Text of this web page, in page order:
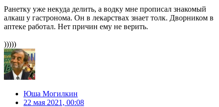
Ранетку уже некуда делить, а водку мне прописал знакомый
алкаш у гастронома. Он в лекарствах знает толк. Дворником в
аптеке работал. Нет причин ему не верить.
)))))
Юша Могилкин
22 мая 2021, 00:08